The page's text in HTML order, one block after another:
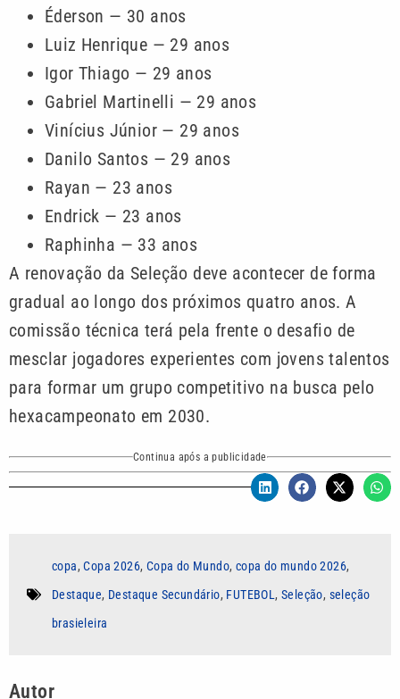
Éderson — 30 anos
Luiz Henrique — 29 anos
Igor Thiago — 29 anos
Gabriel Martinelli — 29 anos
Vinícius Júnior — 29 anos
Danilo Santos — 29 anos
Rayan — 23 anos
Endrick — 23 anos
Raphinha — 33 anos
A renovação da Seleção deve acontecer de forma
gradual ao longo dos próximos quatro anos. A
comissão técnica terá pela frente o desafio de
mesclar jogadores experientes com jovens talentos
para formar um grupo competitivo na busca pelo
hexacampeonato em 2030.
Continua após a publicidade
copa,Copa 2026, Copa do Mundo, copa do mundo 2026,
Destaque, Destaque Secundário, FUTEBOL ,Seleção, seleção
brasieleira
Autor